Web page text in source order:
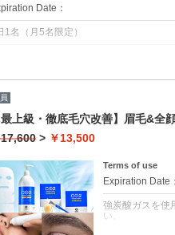
Date：
1名（月5名限定）
贅沢な特別メニューです。
ンドを追いかけるメイクではなく、
毛が上手く描けない」「自分に似合う
んなお悩みを、プライベートサロンな
このコースで手に入るもの
論に基づいた納得感： 「なぜそのラ
。
自分だけの正解： お手持ちのコスメの
自身をアップデートする、特別な時間
骨格とパーツ配置から、あなたを最も美
クス脱毛で、毛流れから整った「描
ルメイクレッスン： 半顔ずつレクチ
フターカルテ： 当日のポイントをま
最上級・徹底毛穴改善】眉毛&全
> ￥13,500
Terms of use
Expiration Date：
強炭酸ガスを使
い。